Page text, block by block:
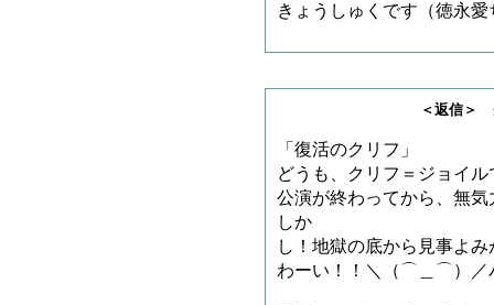
きょうしゅくです（徳永
＜返信＞ クリフさ
「復活のクリフ」
どうも、クリフ＝ジョイル
公演が終わってから、無
しか
し！地獄の底から見事よ
わーい！！＼（⌒＿⌒）